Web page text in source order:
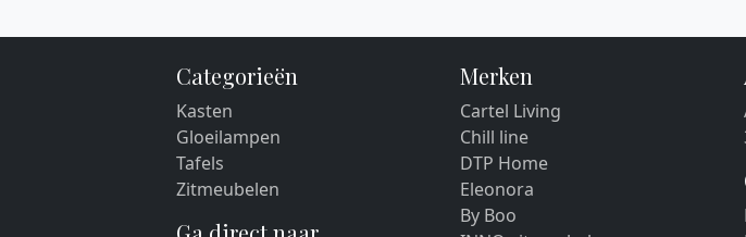
Categorieën
Kasten
Gloeilampen
Tafels
Zitmeubelen
Merken
Cartel Living
Chill line
DTP Home
Eleonora
By Boo